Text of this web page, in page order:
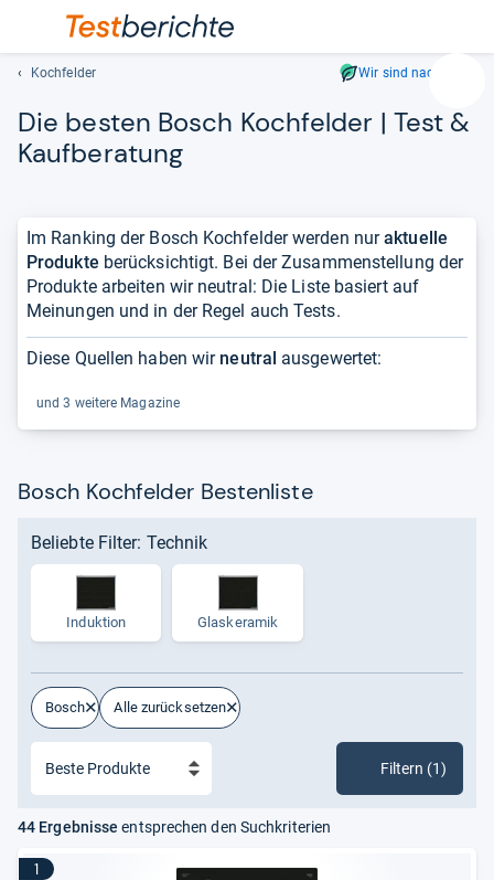
Geben
ein.
und
den
Kochfelder Wir sind nachhaltig
Die bes­ten Bosch Koch­fel­der | Test &
Kauf­be­ra­tung
Im Ranking der Bosch Kochfelder werden nuraktuelle
Produkte berücksichtigt. Bei der Zusammenstellung der
Produkte arbeiten wir neutral: Die Liste basiert auf
Meinungen und in der Regel auch Tests.
Diese Quellen haben wir neutral ausgewertet:
und 3 weitere Magazine
Bosch Kochfelder Bestenliste
Beliebte Filter: Technik
Induktion Glas­ke­ra­mik
Bosch Alle zurücksetzen
Filtern (1)
44 Ergebnisse entsprechen den Suchkriterien
1